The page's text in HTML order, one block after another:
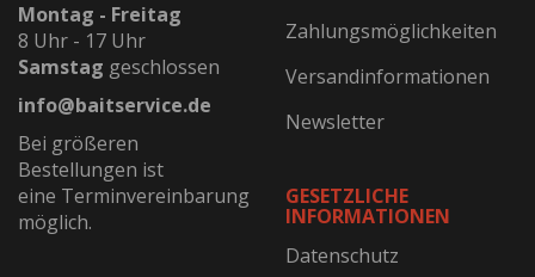
Montag - Freitag
8 Uhr - 17 Uhr
Samstag geschlossen
info@baitservice.de
Bei größeren
Bestellungen ist
eine Terminvereinbarung
möglich.
Zahlungsmöglichkeiten
Versandinformationen
Newsletter
GESETZLICHE
INFORMATIONEN
Datenschutz